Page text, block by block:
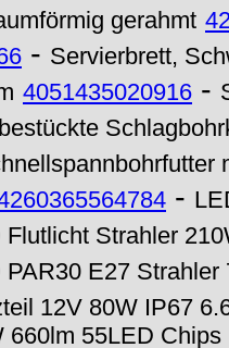
gerahmt
- Servierbrett,
4051435020916 -
-
Flutlicht Strahler
PAR30 E27
12V 80W IP67
660lm 55LED